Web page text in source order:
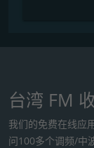
台湾 FM
我们的免费在线应
问100多个调频/中